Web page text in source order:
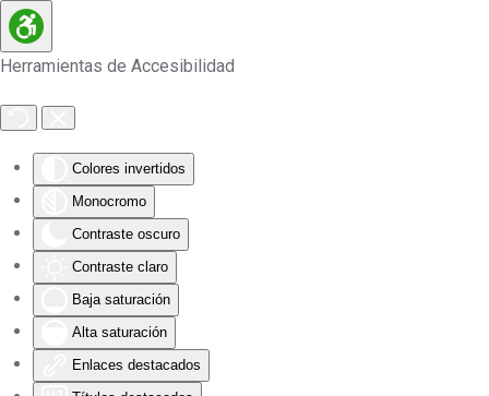
Herramientas de Accesibilidad
Colores invertidos
Monocromo
Contraste oscuro
Contraste claro
Baja saturación
Alta saturación
Enlaces destacados
Skip to main content